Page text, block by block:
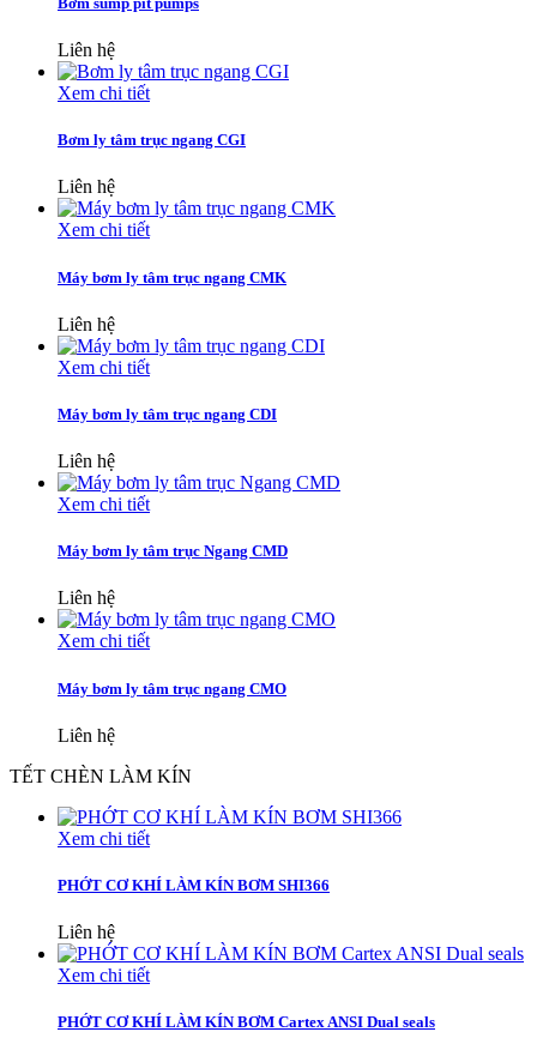
Liên hệ
Xem chi tiết
Bơm ly tâm trục ngang CGI
Liên hệ
Xem chi tiết
Máy bơm ly tâm trục ngang CMK
Liên hệ
Xem chi tiết
Máy bơm ly tâm trục ngang CDI
Liên hệ
Xem chi tiết
Máy bơm ly tâm trục Ngang CMD
Liên hệ
Xem chi tiết
Máy bơm ly tâm trục ngang CMO
Liên hệ
TẾT CHÈN LÀM KÍN
Xem chi tiết
PHỚT CƠ KHÍ LÀM KÍN BƠM SHI366
Liên hệ
Xem chi tiết
PHỚT CƠ KHÍ LÀM KÍN BƠM Cartex ANSI Dual seals